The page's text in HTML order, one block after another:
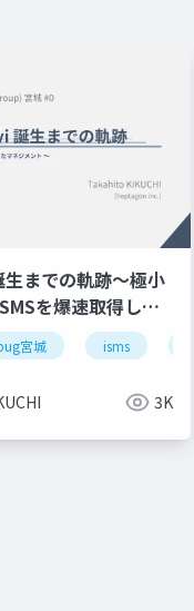
までの軌跡〜極小
を爆速取得した
宮城
宮城 isms
3K